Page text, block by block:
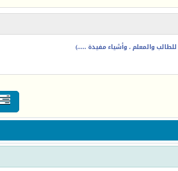
والمعلم ، وأشياء مفيدة .....)